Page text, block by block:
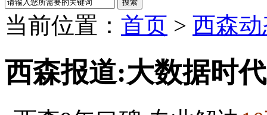
当前位置： 首页 > 西森
西森报道:大数据时